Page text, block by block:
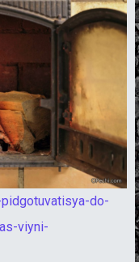
do-
viyni-